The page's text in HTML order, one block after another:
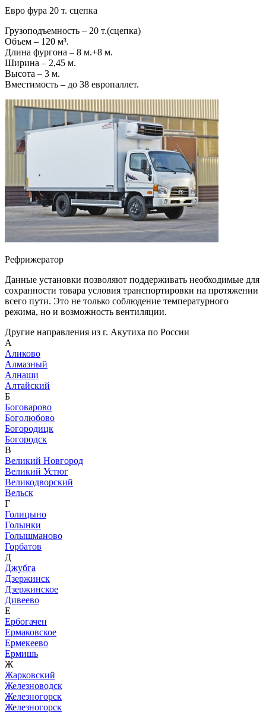
Евро фура 20 т. сцепка
Грузоподъемность – 20 т.(сцепка)
Объем – 120 м³.
Длина фургона – 8 м.+8 м.
Ширина – 2,45 м.
Высота – 3 м.
Вместимость – до 38 европаллет.
Рефрижератор
Данные установки позволяют поддерживать необходимые для
сохранности товара условия транспортировки на протяжении
всего пути. Это не только соблюдение температурного
режима, но и возможность вентиляции.
Другие направления из г. Акутиха по России
А
Аликово
Алмазный
Алнаши
Алтайский
Б
Боговарово
Боголюбово
Богородицк
Богородск
В
Великий Новгород
Великий Устюг
Великодворский
Вельск
Г
Голицыно
Голынки
Голышманово
Горбатов
Д
Джубга
Дзержинск
Дзержинское
Дивеево
Е
Ербогачен
Ермаковское
Ермекеево
Ермишь
Ж
Жарковский
Железноводск
Железногорск
Железногорск